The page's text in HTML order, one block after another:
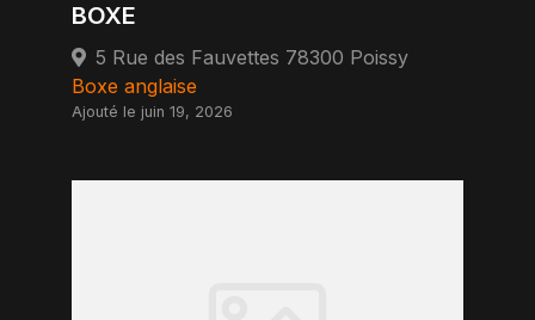
BOXE
5 Rue des Fauvettes 78300 Poissy
Boxe anglaise
Ajouté le juin 19, 2026